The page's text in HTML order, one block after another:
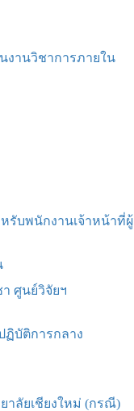
งานวิชาการภายใน
รับพนักงานเจ้าหน้าที่ผู้
ศูนย์วิจัยฯ
ฏิบัติการกลาง
ลัยเชียงใหม่ (กรณี)